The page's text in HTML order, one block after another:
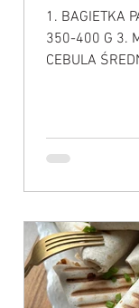
1. BAGIETKA
350-400 G 3.
CEBULA